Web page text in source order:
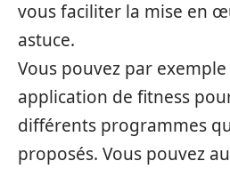
vous faciliter la mise en
astuce.
Vous pouvez par
application de fitness
différents programmes
proposés. Vous pouvez